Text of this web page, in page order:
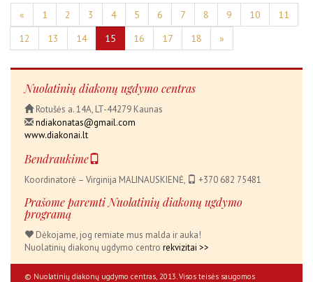
« 1 2 3 4 5 6 7 8 9 10
11
12
13 14 15 16 17 18 »
Nuolatinių diakonų ugdymo centras
Rotušės a. 14A, LT-44279 Kaunas
ndiakonatas@gmail.com
www.diakonai.lt
Bendraukime
Koordinatorė – Virginija MALINAUSKIENĖ, +370 682 75481
Prašome paremti Nuolatinių diakonų ugdymo
programą
Dėkojame, jog remiate mus malda ir auka!
Nuolatinių diakonų ugdymo centro rekvizitai >>
© Nuolatinių diakonų ugdymo centras, 2013. Visos teisės saugomos